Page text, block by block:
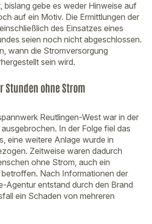
bislang gebe es weder Hinweise auf
auf ein Motiv. Die Ermittlungen der
des Einsatzes eines
seien noch nicht abgeschlossen.
wann die Stromversorgung
sein wird.
Stunden ohne Strom
Reutlingen-West war in der
In der Folge fiel das
eine weitere Anlage wurde in
Zeitweise waren dadurch
ohne Strom, auch ein
Nach Informationen der
Agentur entstand durch den Brand
ein Schaden von mehreren